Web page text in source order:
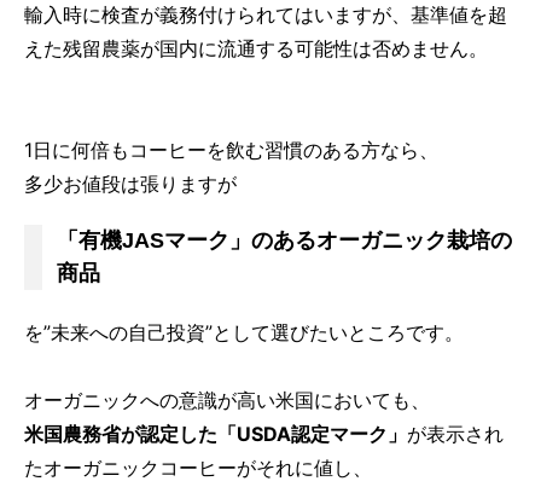
輸入時に検査が義務付けられてはいますが、基準値を超
えた残留農薬が国内に流通する可能性は否めません。
1日に何倍もコーヒーを飲む習慣のある方なら、
多少お値段は張りますが
「有機JASマーク」のあるオーガニック栽培の
商品
を”未来への自己投資”として選びたいところです。
オーガニックへの意識が高い米国においても、
米国農務省が認定した「USDA認定マーク」 が表示され
たオーガニックコーヒーがそれに値し、